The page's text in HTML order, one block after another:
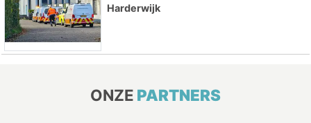
Harderwijk
ONZE PARTNERS